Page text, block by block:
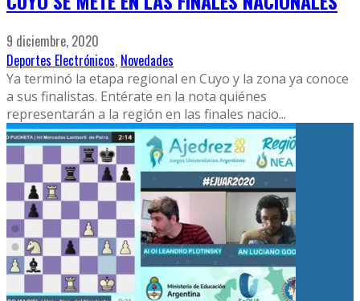
9 diciembre, 2020
Deportes Electrónicos, Novedades
Ya terminó la etapa regional en Cuyo y la zona ya conoce
a sus finalistas. Entérate en la nota quiénes
representarán a la región en las finales nacio...